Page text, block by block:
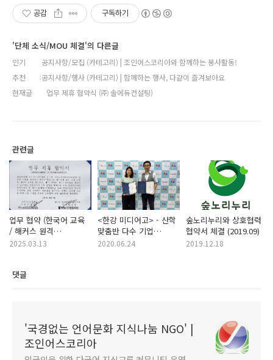
공감 구독하기
'단체 소식/MOU 체결'의 다른글
인기
공지사항/모집 (카테고리) | 조인어스코리아와 함께하는 봉사활동!
추천
공지사항/행사 (카테고리) | 함께하는 행사, 다같이 즐겨보아요
현재글
업무 제휴 협약식 (㈜ 솔에듀컨설팅)
관련글
업무 협약 (한국어 교육
/ 해커스 원격
평생교육원)
2025.03.13
<한강 미디어고> - 산학
맞춤반 다수 기업
(협단체) - 특성화고
2020.06.24
숲노리누리와 상호협력
협약서 체결 (2019.09)
2019.12.18
댓글
'국경없는 언어문화 지식나눔 NGO' |
조인어스코리아